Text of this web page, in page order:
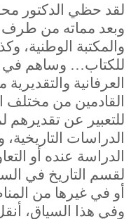
لقد حظي الدكتور
وبعد مماته من طرف
والمكتبة الوطنية،
للكتاب… وساهم في
العرفانية
القادمين من مختلف
للتعبير عن
الدراسات
الدراسة عنده أو
لقسم التاريخ في
أو في غيرها من
وفي هذا السياق،